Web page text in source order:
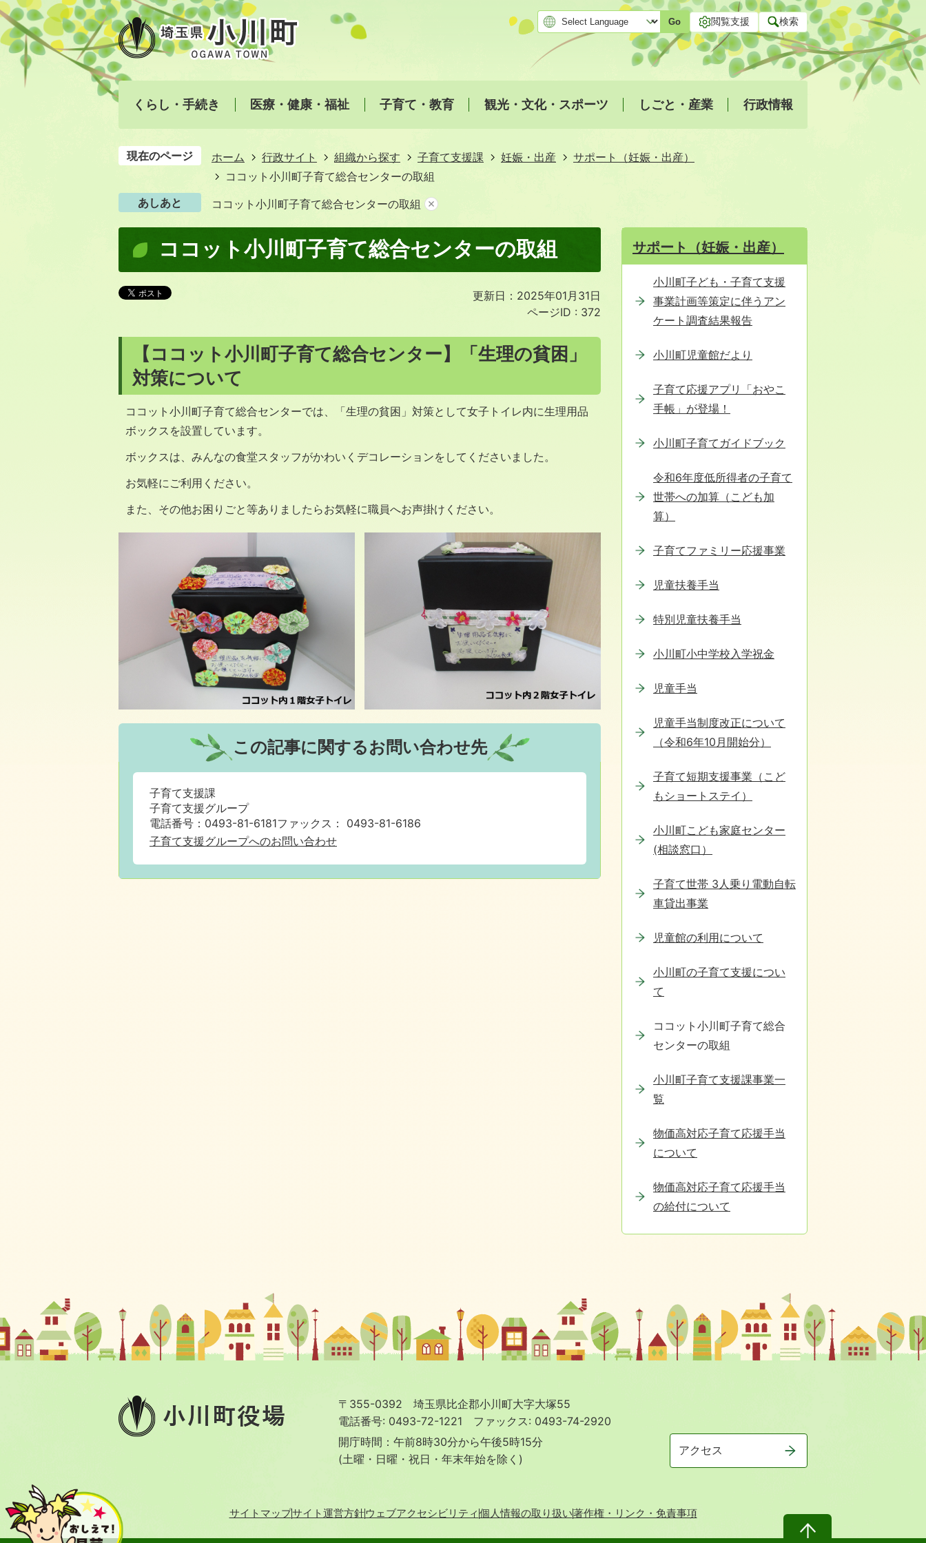
Go 閲覧支援 検索
くらし・手続き 医療・健康・福祉 子育て・教育 観光・文化・スポーツ しごと・産業 行政情報
現在のページ ホーム 行政サイト 組織から探す 子育て支援課 妊娠・出産
サポート（妊娠・出産）
ココット小川町子育て総合センターの取組
あしあと
ココット小川町子育て総合センターの取組
ココット小川町子育て総合センターの取組
更新日：2025年01月31日
ページID : 372
【ココット小川町子育て総合センター】「生理の貧困」
対策について
ココット小川町子育て総合センターでは、「生理の貧困」対策として女子トイレ内に生理用品
ボックスを設置しています。
ボックスは、みんなの食堂スタッフがかわいくデコレーションをしてくださいました。
お気軽にご利用ください。
また、その他お困りごと等ありましたらお気軽に職員へお声掛けください。
この記事に関するお問い合わせ先
子育て支援課
子育て支援グループ
電話番号：0493-81-6181ファックス： 0493-81-6186
子育て支援グループへのお問い合わせ
サポート（妊娠・出産）
小川町子ども・子育て支援
事業計画等策定に伴うアン
ケート調査結果報告
小川町児童館だより
子育て応援アプリ「おやこ
手帳」が登場！
小川町子育てガイドブック
令和6年度低所得者の子育て
世帯への加算（こども加
算）
子育てファミリー応援事業
児童扶養手当
特別児童扶養手当
小川町小中学校入学祝金
児童手当
児童手当制度改正について
（令和6年10月開始分）
子育て短期支援事業（こど
もショートステイ）
小川町こども家庭センター
(相談窓口）
子育て世帯 3人乗り電動自転
車貸出事業
児童館の利用について
小川町の子育て支援につい
て
ココット小川町子育て総合
センターの取組
小川町子育て支援課事業一
覧
物価高対応子育て応援手当
について
物価高対応子育て応援手当
の給付について
小
川
町
〒355-0392 埼玉県比企郡小川町大字大塚55
電話番号: 0493-72-1221 ファックス: 0493-74-2920
開庁時間：午前8時30分から午後5時15分
(土曜・日曜・祝日・年末年始を除く)
アクセス
サイトマップサイト運営方針ウェブアクセシビリティ個人情報の取り扱い著作権・リンク・免責事項